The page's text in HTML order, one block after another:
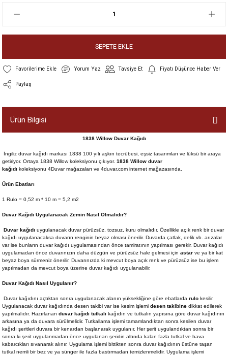
SEPETE EKLE
Yorum Yaz Tavsiye Et Fiyatı Düşünce Haber Ver
Paylaş
Ürün Bilgisi
1838 Willow Duvar Kağıdı
İngiliz duvar kağıdı markası 1838 100 yılı aşkın tecrübesi, eşsiz tasarımları ve lüksü bir araya
getiriyor. Ortaya 1838 Willow koleksiyonu çıkıyor. 1838 Willow duvar
kağıdı koleksiyonu 4Duvar mağazaları ve 4duvar.com internet mağazasında.
Ürün Ebatları
1 Rulo = 0,52 m * 10 m = 5,2 m2
Duvar Kağıdı Uygulanacak Zemin Nasıl Olmalıdır?
Duvar kağıdı uygulanacak duvar pürüzsüz, tozsuz, kuru olmalıdır. Özellikle açık renk bir duvar
kağıdı uygulanacaksa duvarın renginin beyaz olması önerilir. Duvarda çatlak, delik vb. arızalar
var ise bunların duvar kağıdı uygulamasından önce tamiratının yapılması gerekir. Duvar kağıdı
uygulamadan önce duvarınızın daha düzgün ve pürüzsüz hale gelmesi için astar ve ya bir kat
beyaz boya sürmeniz önerilir. Duvarınızda ki mevcut boya açık renk ve pürüzsüz ise bu işlem
yapılmadan da mevcut boya üzerine duvar kağıdı uygulanabilir.
Duvar Kağıdı Nasıl Uygulanır?
Duvar kağıdını açtıktan sonra uygulanacak alanın yüksekliğine göre ebatlarda rulo kesilir.
Uygulanacak duvar kağıdında desen takibi var ise kesim işlemi desen takibine dikkat edilerek
yapılmalıdır. Hazırlanan duvar kağıdı tutkalı kağıdın ve tutkalın yapısına göre duvar kağıdının
arkasına ya da duvara sürülmelidir. Tutkallama işlemi tamamlandıktan sonra kesilen duvar
kağıdı şeritleri duvara bir kenardan başlanarak uygulanır. Her şerit uygulandıktan sonra bir
sonra ki şerit uygulanmadan önce uygulanan şeridin altında kalan fazla tutkal ve hava
kabarcıkları sıvanarak alınır. Uygulama işlemi bittikten sonra duvar kağıdının üstüne taşan
tutkal nemli bir bez ve ya sünger ile fazla bastırmadan temizlenmelidir. Uygulama işlemi